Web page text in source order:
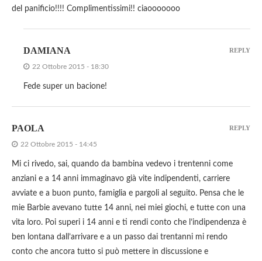
del panificio!!!! Complimentissimi!! ciaooooooo
DAMIANA
22 Ottobre 2015 - 18:30
Fede super un bacione!
REPLY
PAOLA
22 Ottobre 2015 - 14:45
Mi ci rivedo, sai, quando da bambina vedevo i trentenni come
anziani e a 14 anni immaginavo già vite indipendenti, carriere
avviate e a buon punto, famiglia e pargoli al seguito. Pensa che le
mie Barbie avevano tutte 14 anni, nei miei giochi, e tutte con una
vita loro. Poi superi i 14 anni e ti rendi conto che l’indipendenza è
ben lontana dall’arrivare e a un passo dai trentanni mi rendo
conto che ancora tutto si può mettere in discussione e
REPLY